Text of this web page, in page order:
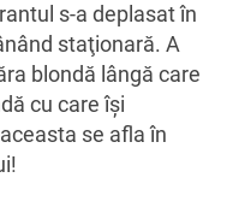
s-a deplasat în
staţionară. A
blondă lângă care
cu care îşi
se afla în